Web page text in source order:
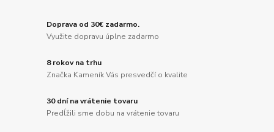
Doprava od 30€ zadarmo.
Využite dopravu úplne zadarmo
8 rokov na trhu
Značka Kameník Vás presvedčí o kvalite
30 dní na vrátenie tovaru
Predĺžili sme dobu na vrátenie tovaru